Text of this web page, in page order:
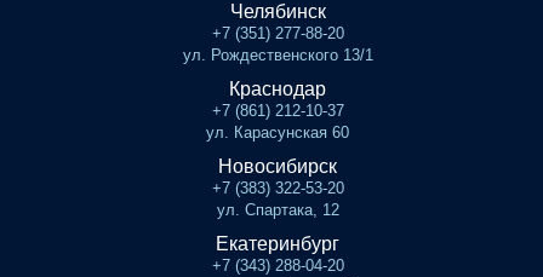
Челябинск
+7 (351) 277-88-20
ул. Рождественского 13/1
Краснодар
+7 (861) 212-10-37
ул. Карасунская 60
Новосибирск
+7 (383) 322-53-20
ул. Спартака, 12
Екатеринбург
+7 (343) 288-04-20